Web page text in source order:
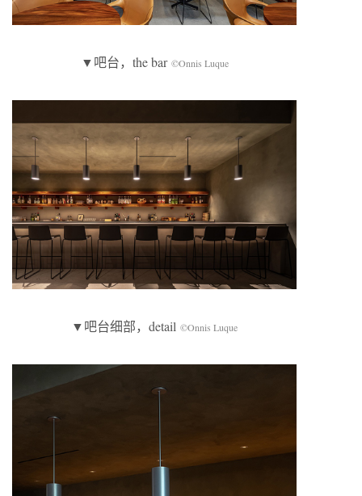
▼吧台，the bar ©Onnis Luque
▼吧台细部，detail ©Onnis Luque